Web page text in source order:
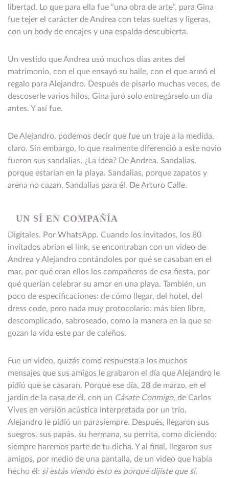
libertad. Lo que para ella fue “una obra de arte”, para Gina
fue tejer el carácter de Andrea con telas sueltas y ligeras,
con un body de encajes y una espalda descubierta.
Un vestido que Andrea usó muchos días antes del
matrimonio, con el que ensayó su baile, con el que armó el
regalo para Alejandro. Después de pisarlo muchas veces, de
descoserle varios hilos, Gina juró solo entregárselo un día
antes. Y así fue.
De Alejandro, podemos decir que fue un traje a la medida,
claro. Sin embargo, lo que realmente diferenció a este novio
fueron sus sandalias. ¿La idea? De Andrea. Sandalias,
porque estarían en la playa. Sandalias, porque zapatos y
arena no cazan. Sandalias para él. De Arturo Calle.
UN SÍ EN COMPAÑÍA
Digitales. Por WhatsApp. Cuando los invitados, los 80
invitados abrían el link, se encontraban con un video de
Andrea y Alejandro contándoles por qué se casaban en el
mar, por qué eran ellos los compañeros de esa fiesta, por
qué querían celebrar su amor en una playa. También, un
poco de especificaciones: de cómo llegar, del hotel, del
dress code, pero nada muy protocolario; más bien libre,
descomplicado, sabroseado, como la manera en la que se
gozan la vida este par de caleños.
Fue un video, quizás como respuesta a los muchos
mensajes que sus amigos le grabaron el día que Alejandro le
pidió que se casaran. Porque ese día, 28 de marzo, en el
jardín de la casa de él, con un Cásate Conmigo, de Carlos
Vives en versión acústica interpretada por un trío,
Alejandro le pidió un parasiempre. Después, llegaron sus
suegros, sus papás, su hermana, su perrita, como diciendo:
siempre haremos parte de tu dicha. Y al final, llegaron sus
amigos, por medio de una pantalla, de un video que había
hecho él: si estás viendo esto es porque dijiste que sí,